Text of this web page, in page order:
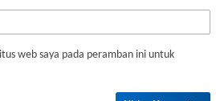
web saya pada peramban ini untuk